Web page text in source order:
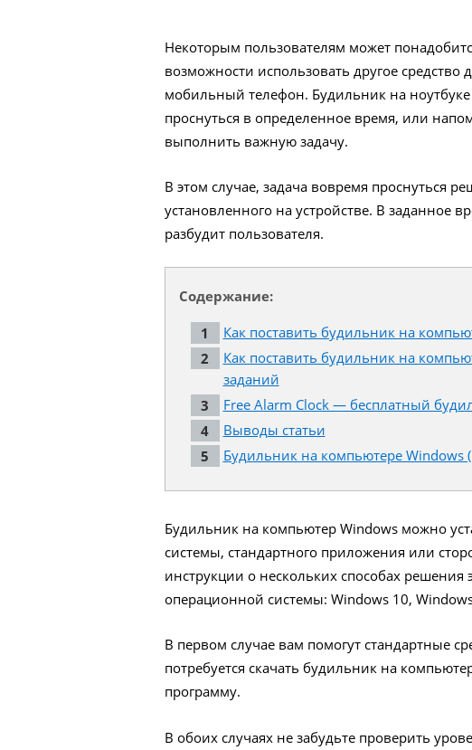
Некоторым пользователям может
возможности использовать другое
мобильный телефон. Будильник на
проснуться в определенное время, или
выполнить важную задачу.
В этом случае, задача вовремя проснуться
установленного на устройстве. В заданное
разбудит пользователя.
Содержание:
Как поставить будильник на
Как поставить будильник на
заданий
Free Alarm Clock — бесплатный
Выводы статьи
Будильник на компьютере Windows
Будильник на компьютер Windows можно
системы, стандартного приложения или
инструкции о нескольких способах
операционной системы: Windows 10,
В первом случае вам помогут стандартные
потребуется скачать будильник на
программу.
В обоих случаях не забудьте проверить